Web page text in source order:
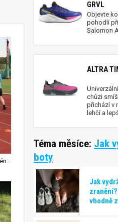
GRVL
Objevte
pohodlí
Salomon
ALTRA
chůzi
přichází v
lehčí a
Téma měsíce: Jak
boty
Jak
vhodně